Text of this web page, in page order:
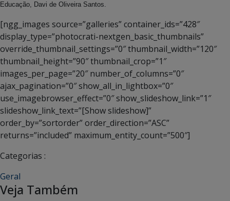
Educação, Davi de Oliveira Santos.
[ngg_images source=”galleries” container_ids=”428″
display_type=”photocrati-nextgen_basic_thumbnails”
override_thumbnail_settings=”0″ thumbnail_width=”120″
thumbnail_height=”90″ thumbnail_crop=”1″
images_per_page=”20″ number_of_columns=”0″
ajax_pagination=”0″ show_all_in_lightbox=”0″
use_imagebrowser_effect=”0″ show_slideshow_link=”1″
slideshow_link_text=”[Show slideshow]”
order_by=”sortorder” order_direction=”ASC”
returns=”included” maximum_entity_count=”500″]
Categorias :
Geral
Veja Também